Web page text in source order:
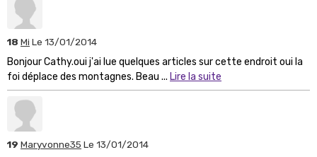
18 Mi Le 13/01/2014
Bonjour Cathy.oui j'ai lue quelques articles sur cette endroit oui la
foi déplace des montagnes. Beau ... Lire la suite
19 Maryvonne35 Le 13/01/2014